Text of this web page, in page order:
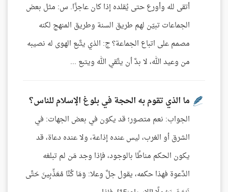
أتقى لله وأورع حتى يُقلده إذا كان عاجزًا. س: مثل بعض
الجماعات تبيّن لهم طريق السنة وطريق المنهج لكنه
مصمم على اتباع الجماعة؟ ج: الذي يتَّبع الهوى له نصيبه
من وعيد الله، لا بدَّ أن يتَّقي الله ويتبع ...
ما الذي تقوم به الحجة في بلوغ الإسلام للناس؟
الجواب: نعم متصور؛ قد يكون في بعض الجهات: في
الشرق أو الغرب، ليس عنده إذاعة، ولا عنده دعاة، قد
يكون الحكم مناطًا بالوجود، فإذا وجد مَن لم تبلغه
الدَّعوة فهذا حكمه، يقول جلَّ وعلا: وَمَا كُنَّا مُعَذِّبِينَ حَتَّى